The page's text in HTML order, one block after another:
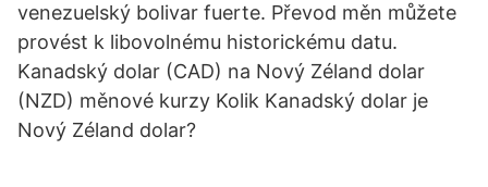
venezuelský bolivar fuerte. Převod měn můžete
provést k libovolnému historickému datu.
Kanadský dolar (CAD) na Nový Zéland dolar
(NZD) měnové kurzy Kolik Kanadský dolar je
Nový Zéland dolar?